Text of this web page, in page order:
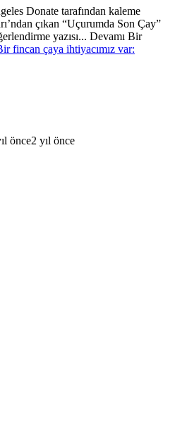
Donate tarafından kaleme
çıkan “Uçurumda Son Çay”
yazısı... Devamı Bir
fincan çaya ihtiyacımız var:
önce2 yıl önce